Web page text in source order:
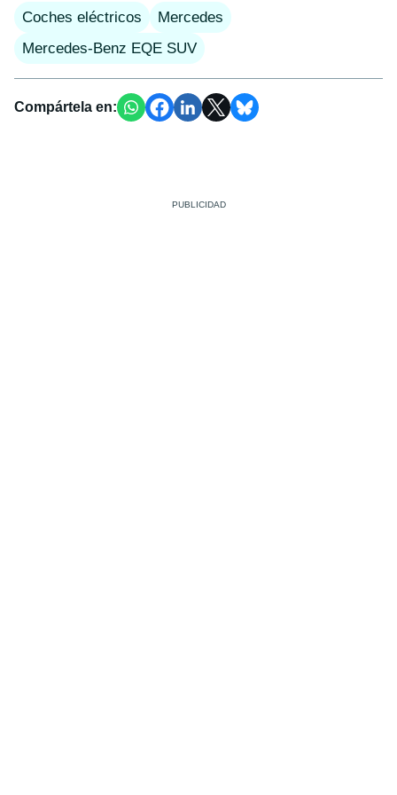
Coches eléctricos
Mercedes
Mercedes-Benz EQE SUV
Compártela en: